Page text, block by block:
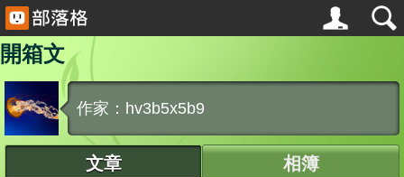
開箱文
作家：hv3b5x5b9
文章 相簿